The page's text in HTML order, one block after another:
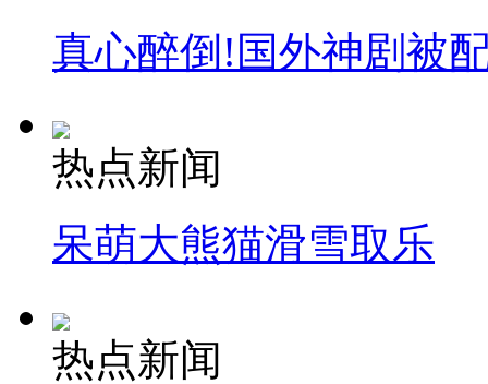
真心醉倒!国外神剧被
热点新闻
呆萌大熊猫滑雪取乐
热点新闻